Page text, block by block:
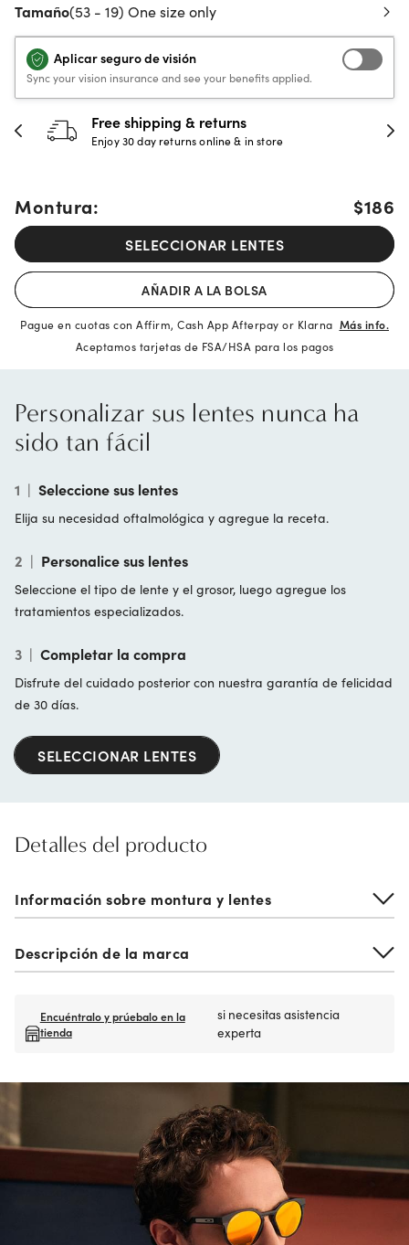
Tamaño(53 - 19) One size only
Aplicar seguro de visión
Sync your vision insurance and see your benefits applied.
30-day happiness guarantee
Full refund or replacement within 30 days
Montura: $186
SELECCIONAR LENTES
AÑADIR A LA BOLSA
Pague en cuotas con Affirm, Cash App Afterpay or Klarna Más info.
Aceptamos tarjetas de FSA/HSA para los pagos
Personalizar sus lentes nunca ha
sido tan fácil
1 | Seleccione sus lentes
Elija su necesidad oftalmológica y agregue la receta.
2 | Personalice sus lentes
Seleccione el tipo de lente y el grosor, luego agregue los
tratamientos especializados.
3 | Completar la compra
Disfrute del cuidado posterior con nuestra garantía de felicidad
de 30 días.
SELECCIONAR LENTES
Detalles del producto
Información sobre montura y lentes
Descripción de la marca
Encuéntralo y prúebalo en la
tienda
si necesitas asistencia
experta